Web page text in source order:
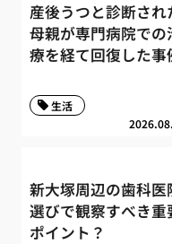
産後うつと診断され
母親が専門病院での
療を経て回復した事
生活
新大塚周辺の歯科医
選びで観察すべき重
ポイント？